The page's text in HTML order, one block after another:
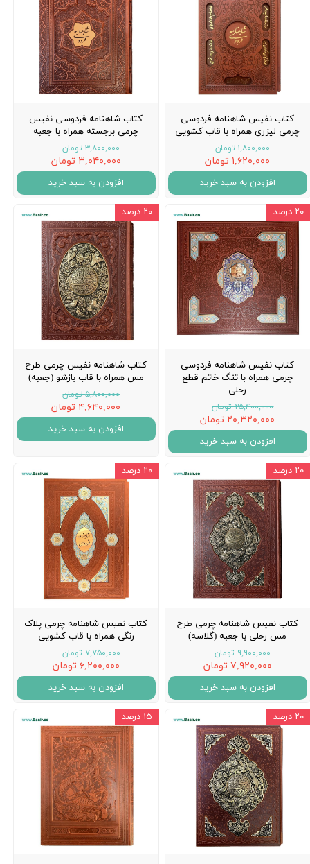
کتاب نفیس شاهنامه فردوسی
چرمی لیزری همراه با قاب کشویی
۱,۸۰۰,۰۰۰ تومان
۱,۶۲۰,۰۰۰ تومان
افزودن به سبد خرید
کتاب شاهنامه فردوسی نفیس
چرمی برجسته همراه با جعبه
۳,۸۰۰,۰۰۰ تومان
۳,۰۴۰,۰۰۰ تومان
افزودن به سبد خرید
کتاب نفیس شاهنامه فردوسی
چرمی همراه با تنگ خاتم قطع
رحلی
۲۵,۴۰۰,۰۰۰ تومان
۲۰,۳۲۰,۰۰۰ تومان
افزودن به سبد خرید
۲۰ درصد
کتاب شاهنامه نفیس چرمی طرح
مس همراه با قاب بازشو (جعبه)
۵,۸۰۰,۰۰۰ تومان
۴,۶۴۰,۰۰۰ تومان
افزودن به سبد خرید
۲۰ درصد
کتاب نفیس شاهنامه چرمی طرح
مس رحلی با جعبه (گلاسه)
۹,۹۰۰,۰۰۰ تومان
۷,۹۲۰,۰۰۰ تومان
افزودن به سبد خرید
۲۰ درصد
کتاب نفیس شاهنامه چرمی پلاک
رنگی همراه با قاب کشویی
۷,۷۵۰,۰۰۰ تومان
۶,۲۰۰,۰۰۰ تومان
افزودن به سبد خرید
۲۰ درصد
۲۰ درصد ۱۵ درصد